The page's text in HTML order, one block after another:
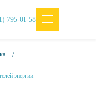
795-01-58
энергии